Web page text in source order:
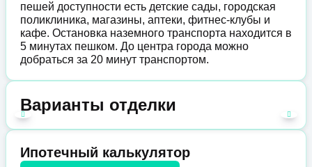
пешей доступности есть детские сады, городская
поликлиника, магазины, аптеки, фитнес-клубы и
кафе. Остановка наземного транспорта находится в
5 минутах пешком. До центра города можно
добраться за 20 минут транспортом.
Варианты отделки
Ипотечный калькулятор